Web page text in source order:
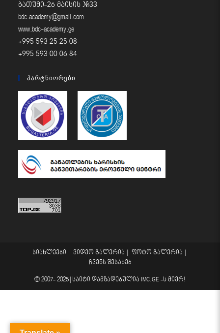
ბათუმი-26 მაისის #33
bdc.academy@gmail.com
www.bdc-academy.ge
+995 593 25 25 08
+995 593 00 06 84
Პარტნიორები
სიახლეები ვიდეო გალერია
ფოტო გალერია
ჩვენს შესახებ
© 2007- 2025 | საიტი დამზადებულია IMC.GE -ს მიერ!